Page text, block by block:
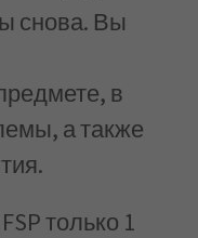
снова. Вы
в
а также
только 1